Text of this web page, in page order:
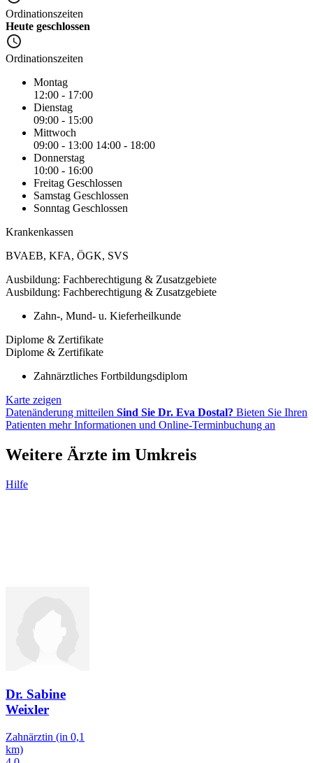
Ordinationszeiten
Heute geschlossen
Ordinationszeiten
Montag
12:00 - 17:00
Dienstag
09:00 - 15:00
Mittwoch
09:00 - 13:00 14:00 - 18:00
Donnerstag
10:00 - 16:00
Freitag Geschlossen
Samstag Geschlossen
Sonntag Geschlossen
Krankenkassen
BVAEB, KFA, ÖGK, SVS
Ausbildung: Fachberechtigung & Zusatzgebiete
Ausbildung: Fachberechtigung & Zusatzgebiete
Zahn-, Mund- u. Kieferheilkunde
Diplome & Zertifikate
Diplome & Zertifikate
Zahnärztliches Fortbildungsdiplom
Karte zeigen
Datenänderung mitteilen Sind Sie Dr. Eva Dostal? Bieten Sie Ihren
Patienten mehr Informationen und Online-Terminbuchung an
Weitere Ärzte im Umkreis
Hilfe
Dr. Sabine
Weixler
Zahnärztin (in 0,1
km)